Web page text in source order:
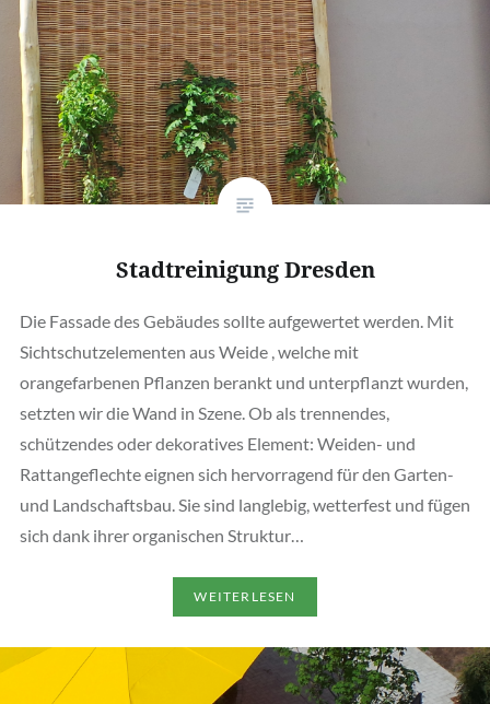
Stadtreinigung Dresden
Die Fassade des Gebäudes sollte aufgewertet werden. Mit
Sichtschutzelementen aus Weide , welche mit
orangefarbenen Pflanzen berankt und unterpflanzt wurden,
setzten wir die Wand in Szene. Ob als trennendes,
schützendes oder dekoratives Element: Weiden- und
Rattangeflechte eignen sich hervorragend für den Garten-
und Landschaftsbau. Sie sind langlebig, wetterfest und fügen
sich dank ihrer organischen Struktur…
WEITERLESEN